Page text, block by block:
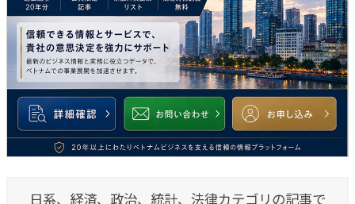
日系、経済、政治、統計、法律カテゴリの記事で